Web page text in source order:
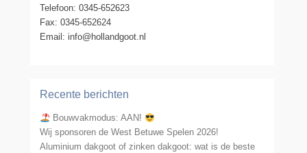
Telefoon: 0345-652623
Fax: 0345-652624
Email: info@hollandgoot.nl
Recente berichten
Bouwvakmodus: AAN!
Wij sponsoren de West Betuwe Spelen 2026!
Aluminium dakgoot of zinken dakgoot: wat is de beste